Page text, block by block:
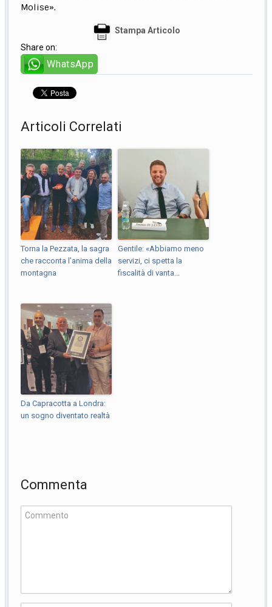
Molise».
Stampa Articolo
Share on:
WhatsApp
Articoli Correlati
Torna la Pezzata, la sagra
che racconta l’anima della
montagna
Gentile: «Abbiamo meno
servizi, ci spetta la
fiscalità di vanta...
Da Capracotta a Londra:
un sogno diventato realtà
Commenta